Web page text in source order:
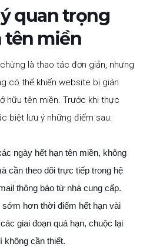
quan trọng
tên miền
là thao tác đơn giản, nhưng
có thể khiến website bị gián
hữu tên miền. Trước khi thực
biệt lưu ý những điểm sau:
ngày hết hạn tên miền, không
cần theo dõi trực tiếp trong hệ
thông báo từ nhà cung cấp.
sớm hơn thời điểm hết hạn vài
giai đoạn quá hạn, chuộc lại
không cần thiết.